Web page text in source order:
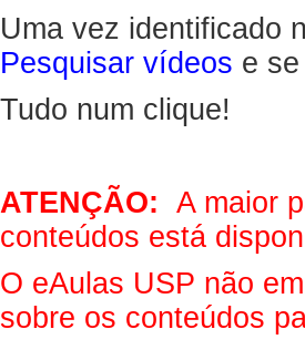
Uma vez identificado
Pesquisar vídeos e
Tudo num clique!
ATENÇÃO: A maior
conteúdos está
O eAulas USP não
sobre os conteúdos